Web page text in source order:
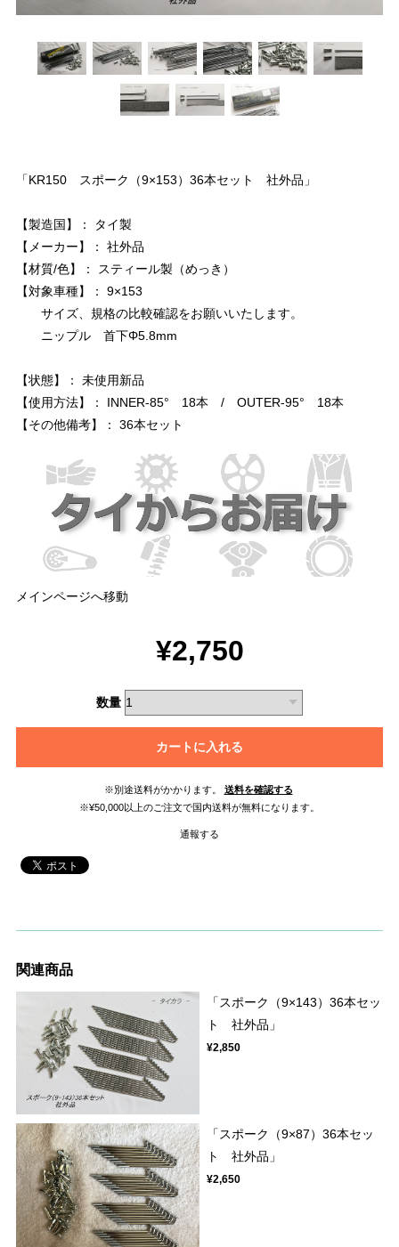
「KR150 スポーク（9×153）36本セット 社外品」
【製造国】： タイ製
【メーカー】： 社外品
【材質/色】： スティール製（めっき）
【対象車種】： 9×153
サイズ、規格の比較確認をお願いいたします。
ニップル 首下Φ5.8mm
【状態】： 未使用新品
【使用方法】： INNER-85° 18本 / OUTER-95° 18本
【その他備考】： 36本セット
メインページへ移動
¥2,750
数量
カートに入れる
※別途送料がかかります。
送料を確認する
※¥50,000以上のご注文で国内送料が無料になります。
通報する
関連商品
「スポーク（9×143）36本セッ
ト 社外品」
¥2,850
「スポーク（9×87）36本セッ
ト 社外品」
¥2,650